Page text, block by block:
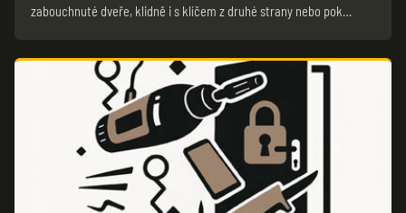
zabouchnuté dveře, klidně i s klíčem z druhé strany nebo pok…